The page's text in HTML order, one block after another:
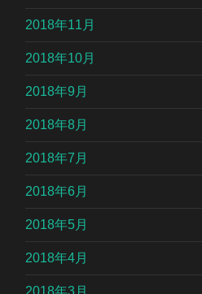
2018年11月
2018年10月
2018年9月
2018年8月
2018年7月
2018年6月
2018年5月
2018年4月
2018年3月